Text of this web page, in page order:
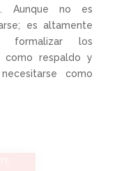
Aunque no es
es altamente
formalizar los
como respaldo y
como